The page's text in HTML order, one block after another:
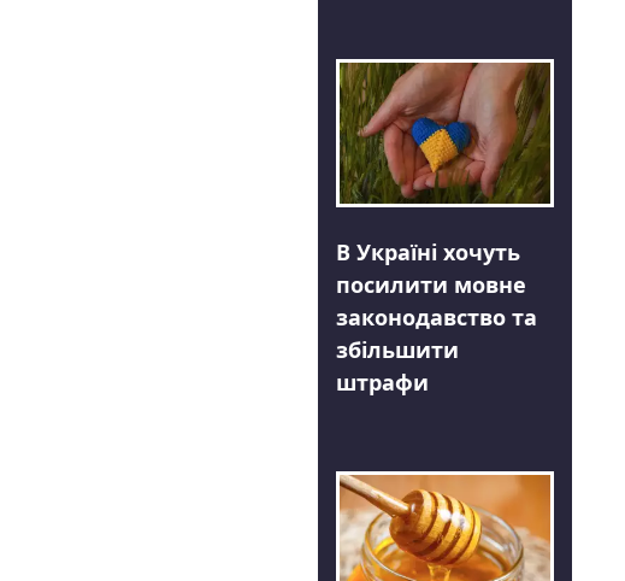
В Україні хочуть
посилити мовне
законодавство та
збільшити
штрафи